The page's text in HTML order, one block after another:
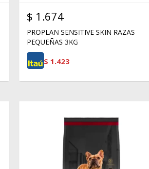
$ 1.674
PROPLAN SENSITIVE SKIN RAZAS
PEQUEÑAS 3KG
$ 1.423